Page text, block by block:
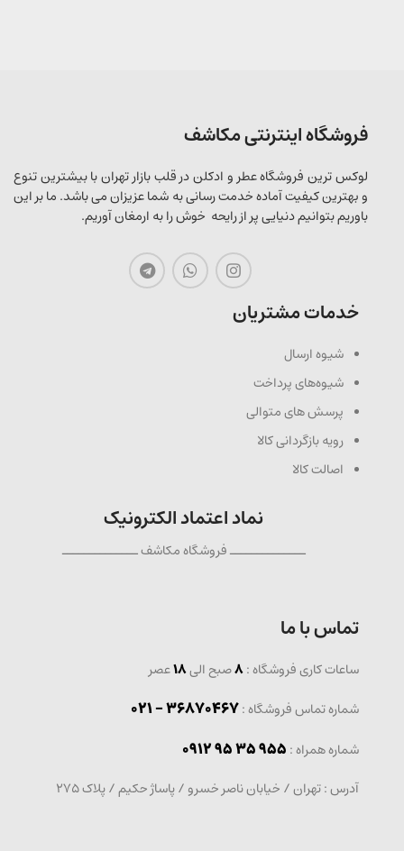
فروشگاه اینترنتی مکاشف
لوکس ترین فروشگاه عطر و ادکلن در قلب بازار تهران با بیشترین تنوع
و بهترین کیفیت آماده خدمت رسانی به شما عزیزان می باشد. ما بر این
باوریم بتوانیم دنیایی پر از رایحه خوش را به ارمغان آوریم.
خدمات مشتریان
شیوه ارسال
شیوه‌های پرداخت
پرسش های متوالی
رویه بازگردانی کالا
اصالت کالا
نماد اعتماد الکترونیک
ــــــــــــــ فروشگاه مکاشف ــــــــــــــ
تماس با ما
ساعات کاری فروشگاه :8صبح الی18عصر
شماره تماس فروشگاه :36870467 - 021
0912 95 35 955 : شماره همراه
آدرس : تهران / خیابان ناصر خسرو / پاساژ حکیم / پلاک 275